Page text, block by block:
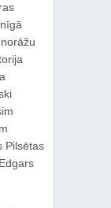
Pilsētas